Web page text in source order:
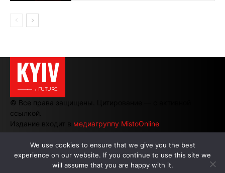
KYIV
———→ FUTURE
© Все права защищены. Цитирование — с активной
ссылкой.
Издание входит в медиагруппу MistoOnline
АВТОРЫ | РЕКЛАМА НА САЙТЕ
We use cookies to ensure that we give you the best
experience on our website. If you continue to use this site we
will assume that you are happy with it.